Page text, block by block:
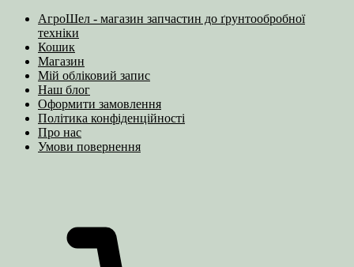
АгроШел - магазин запчастин до ґрунтообробної
техніки
Кошик
Магазин
Мій обліковий запис
Наш блог
Оформити замовлення
Політика конфіденційності
Про нас
Умови повернення